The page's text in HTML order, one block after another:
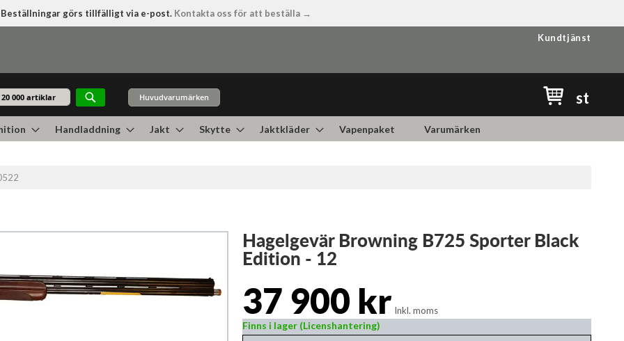
Beställningar görs tillfälligt via e-post. Kontakta oss för att beställa →
Kundtjänst
Sök
Huvudvarumärken st
Handladdning Jakt Skytte Jaktkläder Vapenpaket Varumärken
Hagelgevär Browning B725 Sporter Black
Edition - 12
37 900 kr Inkl. moms
Finns i lager (Licenshantering)